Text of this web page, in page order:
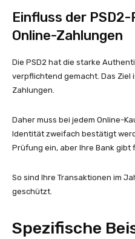
Einfluss der
Online-Zahlungen
Die PSD2 hat die starke
verpflichtend gemacht. Das Ziel
Zahlungen.
Daher muss bei jedem Online-
Identität zweifach bestätigt
Prüfung ein, aber Ihre Bank gibt
So sind Ihre Transaktionen im
geschützt.
Spezifische